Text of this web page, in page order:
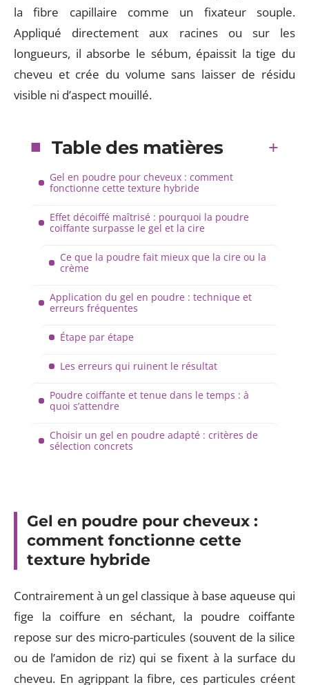
la fibre capillaire comme un fixateur souple.
Appliqué directement aux racines ou sur les
longueurs, il absorbe le sébum, épaissit la tige du
cheveu et crée du volume sans laisser de résidu
visible ni d’aspect mouillé.
Table des matières
Gel en poudre pour cheveux : comment
fonctionne cette texture hybride
Effet décoiffé maîtrisé : pourquoi la poudre
coiffante surpasse le gel et la cire
Ce que la poudre fait mieux que la cire ou la
crème
Application du gel en poudre : technique et
erreurs fréquentes
Étape par étape
Les erreurs qui ruinent le résultat
Poudre coiffante et tenue dans le temps : à
quoi s’attendre
Choisir un gel en poudre adapté : critères de
sélection concrets
Gel en poudre pour cheveux :
comment fonctionne cette
texture hybride
Contrairement à un gel classique à base aqueuse qui
fige la coiffure en séchant, la poudre coiffante
repose sur des micro-particules (souvent de la silice
ou de l’amidon de riz) qui se fixent à la surface du
cheveu. En agrippant la fibre, ces particules créent